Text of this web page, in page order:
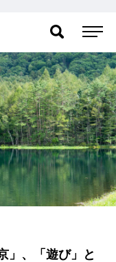
」、「遊び」と